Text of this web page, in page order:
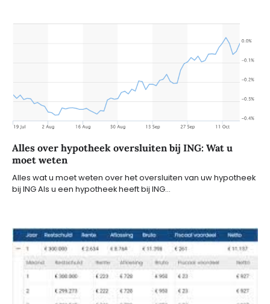
Alles over hypotheek oversluiten bij ING: Wat u
moet weten
Alles wat u moet weten over het oversluiten van uw hypotheek
bij ING Als u een hypotheek heeft bij ING…